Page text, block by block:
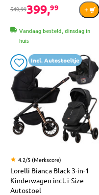
549,99399,99
Vandaag besteld, dinsdag in
huis
Incl. Autostoeltje
4.2/5 (Merkscore)
Lorelli Bianca Black 3-in-1
Kinderwagen incl. i-Size
Autostoel